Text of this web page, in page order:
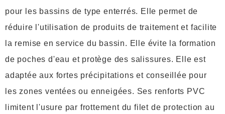
pour les bassins de type enterrés. Elle permet de
réduire l'utilisation de produits de traitement et facilite
la remise en service du bassin. Elle évite la formation
de poches d'eau et protège des salissures. Elle est
adaptée aux fortes précipitations et conseillée pour
les zones ventées ou enneigées. Ses renforts PVC
limitent l'usure par frottement du filet de protection au